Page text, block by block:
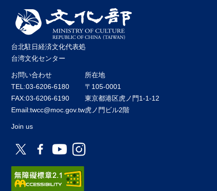
台北駐日経済文化代表処
台湾文化センター
お問い合わせ
TEL:03-6206-6180
FAX:03-6206-6190
Email:twcc@moc.gov.tw
所在地
〒105-0001
東京都港区虎ノ門1-1-12
虎ノ門ビル2階
Join us